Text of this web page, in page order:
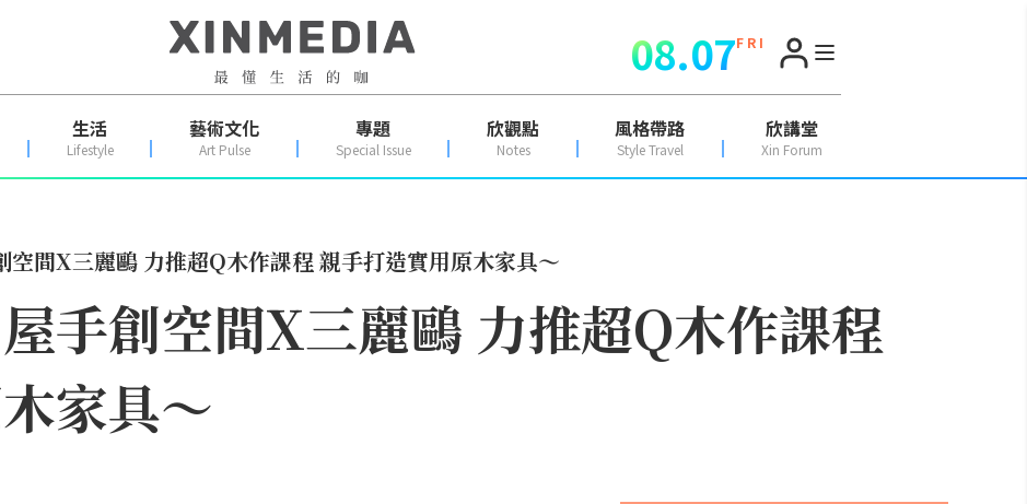
08.07F R I
生活
Lifestyle
藝術文化
Art Pulse
專題
Special Issue
欣觀點
Notes
風格帶路
Style Travel
欣講堂
Xin Forum
空間X三麗鷗 力推超Q木作課程 親手打造實用原木家具～
手創空間X三麗鷗 力推超Q木作課程
家具～